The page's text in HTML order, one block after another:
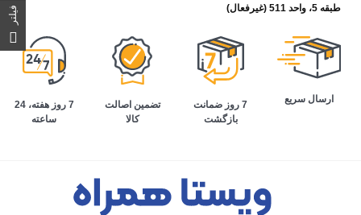
طبقه 5، واحد 511 (غیرفعال)
ارسال سریع
7 روز ضمانت
بازگشت
تضمین اصالت
کالا
7 روز هفته، 24
ساعته
فیلتر